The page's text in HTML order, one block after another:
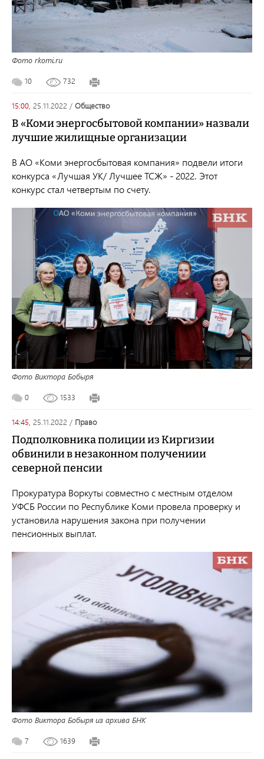
Фото rkomi.ru
10 732
15:00, 25.11.2022 / общество
В «Коми энергосбытовой компании» назвали
лучшие жилищные организации
В АО «Коми энергосбытовая компания» подвели итоги
конкурса «Лучшая УК/ Лучшее ТСЖ» - 2022. Этот
конкурс стал четвертым по счету.
Фото Виктора Бобыря
0 1533
14:45, 25.11.2022 / право
Подполковника полиции из Киргизии
обвинили в незаконном получениии
северной пенсии
Прокуратура Воркуты совместно с местным отделом
УФСБ России по Республике Коми провела проверку и
установила нарушения закона при получении
пенсионных выплат.
Фото Виктора Бобыря из архива БНК
7 1639